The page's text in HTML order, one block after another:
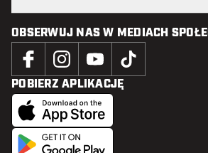
OBSERWUJ NAS W MEDIACH
POBIERZ APLIKACJĘ